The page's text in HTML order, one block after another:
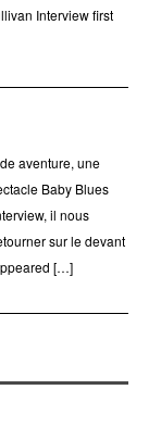
Interview first
aventure, une
Baby Blues
il nous
sur le devant
[…]